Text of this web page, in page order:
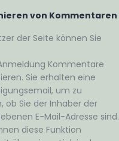
von Kommentaren
der Seite können Sie
Kommentare
Sie erhalten eine
um zu
ob Sie der Inhaber der
E-Mail-Adresse sind.
diese Funktion